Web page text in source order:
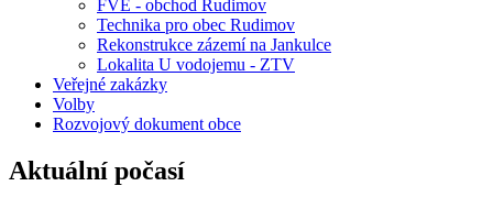
FVE - obchod Rudimov
Technika pro obec Rudimov
Rekonstrukce zázemí na Jankulce
Lokalita U vodojemu - ZTV
Veřejné zakázky
Volby
Rozvojový dokument obce
Aktuální počasí